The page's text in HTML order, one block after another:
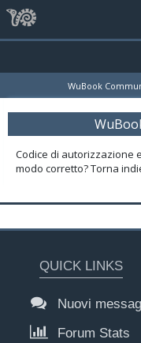
WuBook
Codice di autorizzazione
modo corretto? Torna
QUICK LINKS
Nuovi
Forum Stats